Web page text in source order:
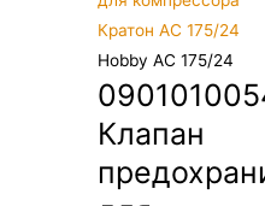
Hobby AC 175/24
Клапан